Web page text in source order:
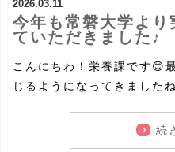
2026.03.11
今年も常磐大学よ
ていただきました♪
こんにちわ！栄養課です😊
じるようになってきました
続